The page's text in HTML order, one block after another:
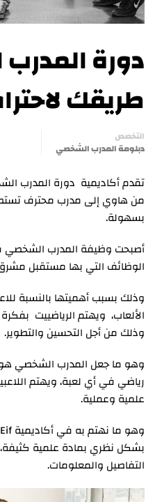
طريقك
التخصص
دبلومة المدرب الشخصي
من هاوي إلى مدرب محترف
بسهولة.
أصبحت وظيفة المدرب الشخصي
الوظائف التي بها مستقبل
وذلك بسبب أهميتها بالنسبة
الألعاب، ويهتم الرياضييت بفكرة
وذلك من أجل التحسين والتطوير.
وهو ما جعل المدرب الشخصي
رياضي في أي لعبة، ويهتم
علمية وعملية.
بشكل نظري بمادة علمية
التفاصيل والمعلومات.